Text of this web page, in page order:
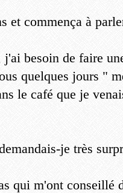
et commença à
besoin de faire
quelques jours "
le café que je
je très
qui m'ont conseillé